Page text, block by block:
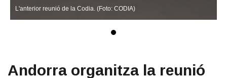
L'anterior reunió de la Codia. (Foto: CODIA)
Andorra organitza la reunió